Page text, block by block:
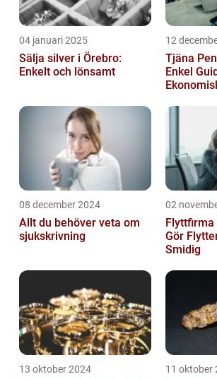
04 januari 2025
Sälja silver i Örebro:
Enkelt och lönsamt
12
Tjäna
Enkel
08 december 2024
Allt du behöver veta om
sjukskrivning
02
Flyttfirma
Gör
Smidig
13 oktober 2024 11 oktober